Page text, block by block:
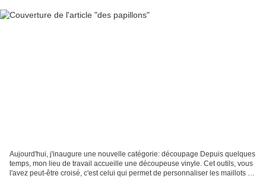
Aujourd'hui, j'inaugure une nouvelle catégorie: découpage Depuis quelques
temps, mon lieu de travail accueille une découpeuse vinyle. Cet outils, vous
l'avez peut-être croisé, c'est celui qui permet de personnaliser les maillots de